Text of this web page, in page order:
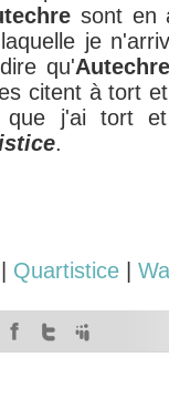
sont en
je
qu'Autechre
citent à tort
que j'ai tort et
.
Quartistice